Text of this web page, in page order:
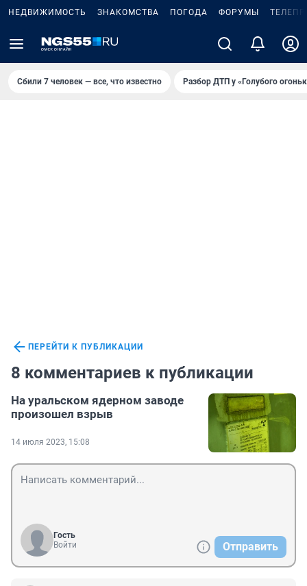
НЕДВИЖИМОСТЬ ЗНАКОМСТВА ПОГОДА ФОРУМЫ
Сбили 7 человек — все, что известно Разбор ДТП у «Голубого
ПЕРЕЙТИ К ПУБЛИКАЦИИ
8 комментариев к публикации
На уральском ядерном заводе
произошел взрыв
14 июля 2023, 15:08
Гость
Войти
Отправить